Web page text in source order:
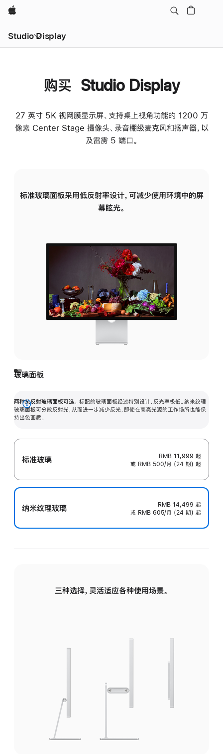
Apple
Studio Display
购买 Studio Display
27 英寸 5K 视网膜显示屏、支持桌上视角功能的 1200 万
像素 Center Stage 摄像头、录音棚级麦克风和扬声器，以
及雷雳 5 端口。
标准玻璃面板采用低反射率设计，可减少使用环境中的屏
幕眩光。
玻璃面板
两种抗反射玻璃面板可选。 标配的玻璃面板经过特别设计，反光率极低。纳米纹理
玻璃面板可分散反射光，从而进一步减少反光，即使在高亮光源的工作场所也能保
持出色画质。
展
开
标准玻璃 RMB 11,999 起
或 RMB 500/月 (24 期) 起
纳米纹理玻璃 RMB 14,499 起
或 RMB 605/月 (24 期) 起
三种选择，灵活适应各种使用场景。